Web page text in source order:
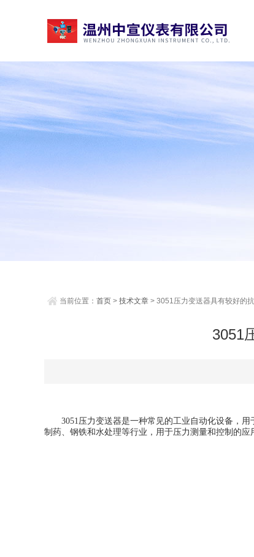
当前位置： 首页 > 技术文章 > 3051压力变送器具有较好的
3051
3051压力变送器是一种常见的工业自动化设备，用
制药、钢铁和水处理等行业，用于压力测量和控制的应